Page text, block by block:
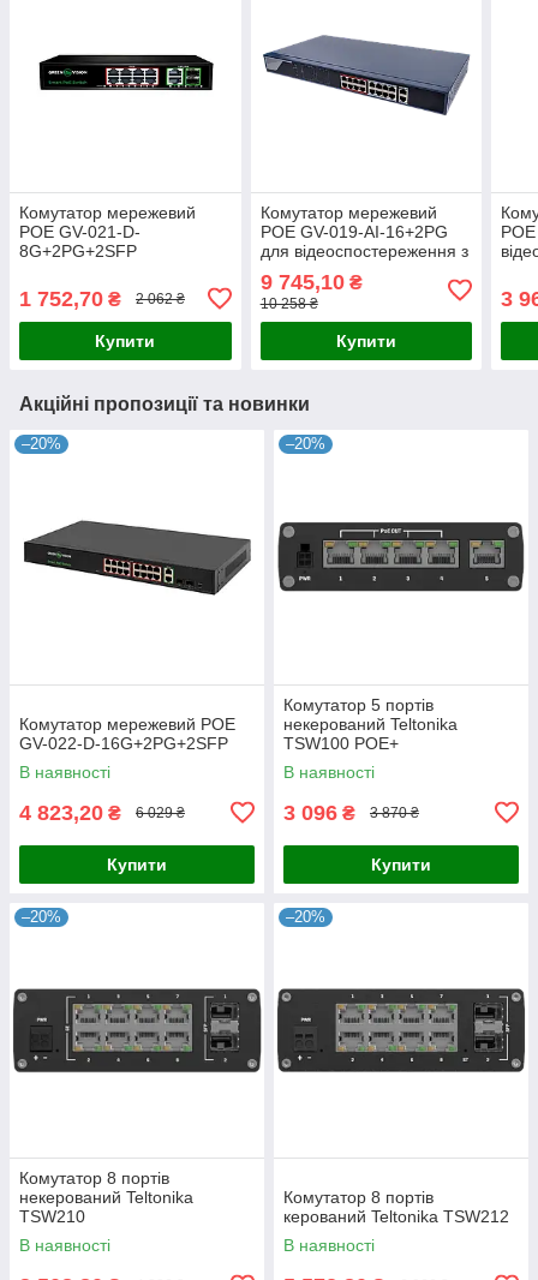
Комутатор мережевий
POE GV-021-D-
8G+2PG+2SFP
1 752,70 ₴ 2 062 ₴
Купити
Комутатор мережевий
POE GV-019-AI-16+2PG
для відеоспостереження з
2 UP-Link 100/1000 Mbit,
підтримка
9 745,10₴
10 258 ₴
Купити
3
Акційні пропозиції та новинки
–20%
Комутатор мережевий POE
GV-022-D-16G+2PG+2SFP
В наявності
4 823,20 ₴ 6 029 ₴
Купити
–20%
Комутатор 5 портів
некерований Teltonika
TSW100 POE+
В наявності
3 096 ₴ 3 870 ₴
Купити
–20%
Комутатор 8 портів
некерований Teltonika
TSW210
В наявності
–20%
Комутатор 8 портів
керований Teltonika TSW212
В наявності